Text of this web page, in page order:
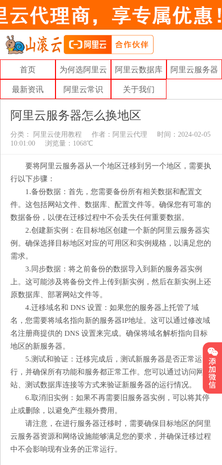
首页 为何选阿里云 阿里云数据库 阿里云服务器
最新资讯 阿里云常识 关于我们
阿里云服务器怎么换地区
分类： 阿里云使用教程 作者： 阿里云代理
时间：2024-02-05
10:01:00
浏览量：1068℃
要将阿里云服务器从一个地区迁移到另一个地区，需要执
行以下步骤：
1.备份数据：首先，您需要备份所有相关数据和配置文
件。这包括网站文件、数据库、配置文件等。确保您有可靠的
数据备份，以便在迁移过程中不会丢失任何重要数据。
2.创建新实例：在目标地区创建一个新的阿里云服务器实
例。确保选择目标地区对应的可用区和实例规格，以满足您的
需求。
3.同步数据：将之前备份的数据导入到新的服务器实例
上。这可能涉及将备份文件上传到新实例，然后在新实例上还
原数据库、部署网站文件等。
4.迁移域名和 DNS 设置：如果您的服务器上托管了域
名，您需要将域名指向新的服务器IP地址。这可以通过修改域
名注册商提供的 DNS 设置来完成。确保将域名解析指向目标
地区的新服务器。
5.测试和验证：迁移完成后，测试新服务器是否正常运
行，并确保所有功能和服务都正常工作。您可以通过访问网
站、测试数据库连接等方式来验证新服务器的运行情况。
6.取消旧实例：如果不再需要旧服务器实例，可以将其停
止或删除，以避免产生额外费用。
请注意，在进行服务器迁移时，需要确保目标地区的阿里
云服务器资源和网络设施能够满足您的要求，并确保迁移过程
中不会影响现有业务的正常运行。